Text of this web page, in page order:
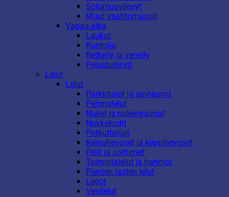
Solumuovilevyt
Muut vaahtomuovit
Vapaa-aika
Laukut
Kuntoilu
Retkeily ja veneily
Pelastusliivit
Lelut
Lelut
Parkkitalot ja ajoneuvot
Pehmolelut
Nuket ja nukenvaunut
Nukkekodit
Potkuttelijat
Keinuhevoset ja keppihevoset
Pelit ja soittimet
Toimintalelut ja hahmot
Pienten lasten lelut
Legot
Vesilelut